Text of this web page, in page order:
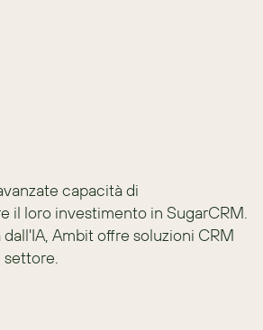
capacità di
il loro investimento in SugarCRM.
Ambit offre soluzioni CRM
settore.